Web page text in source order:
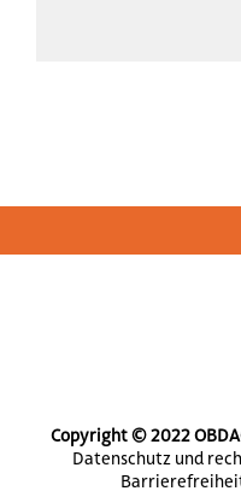
Copyright © 2022
Datenschutz und